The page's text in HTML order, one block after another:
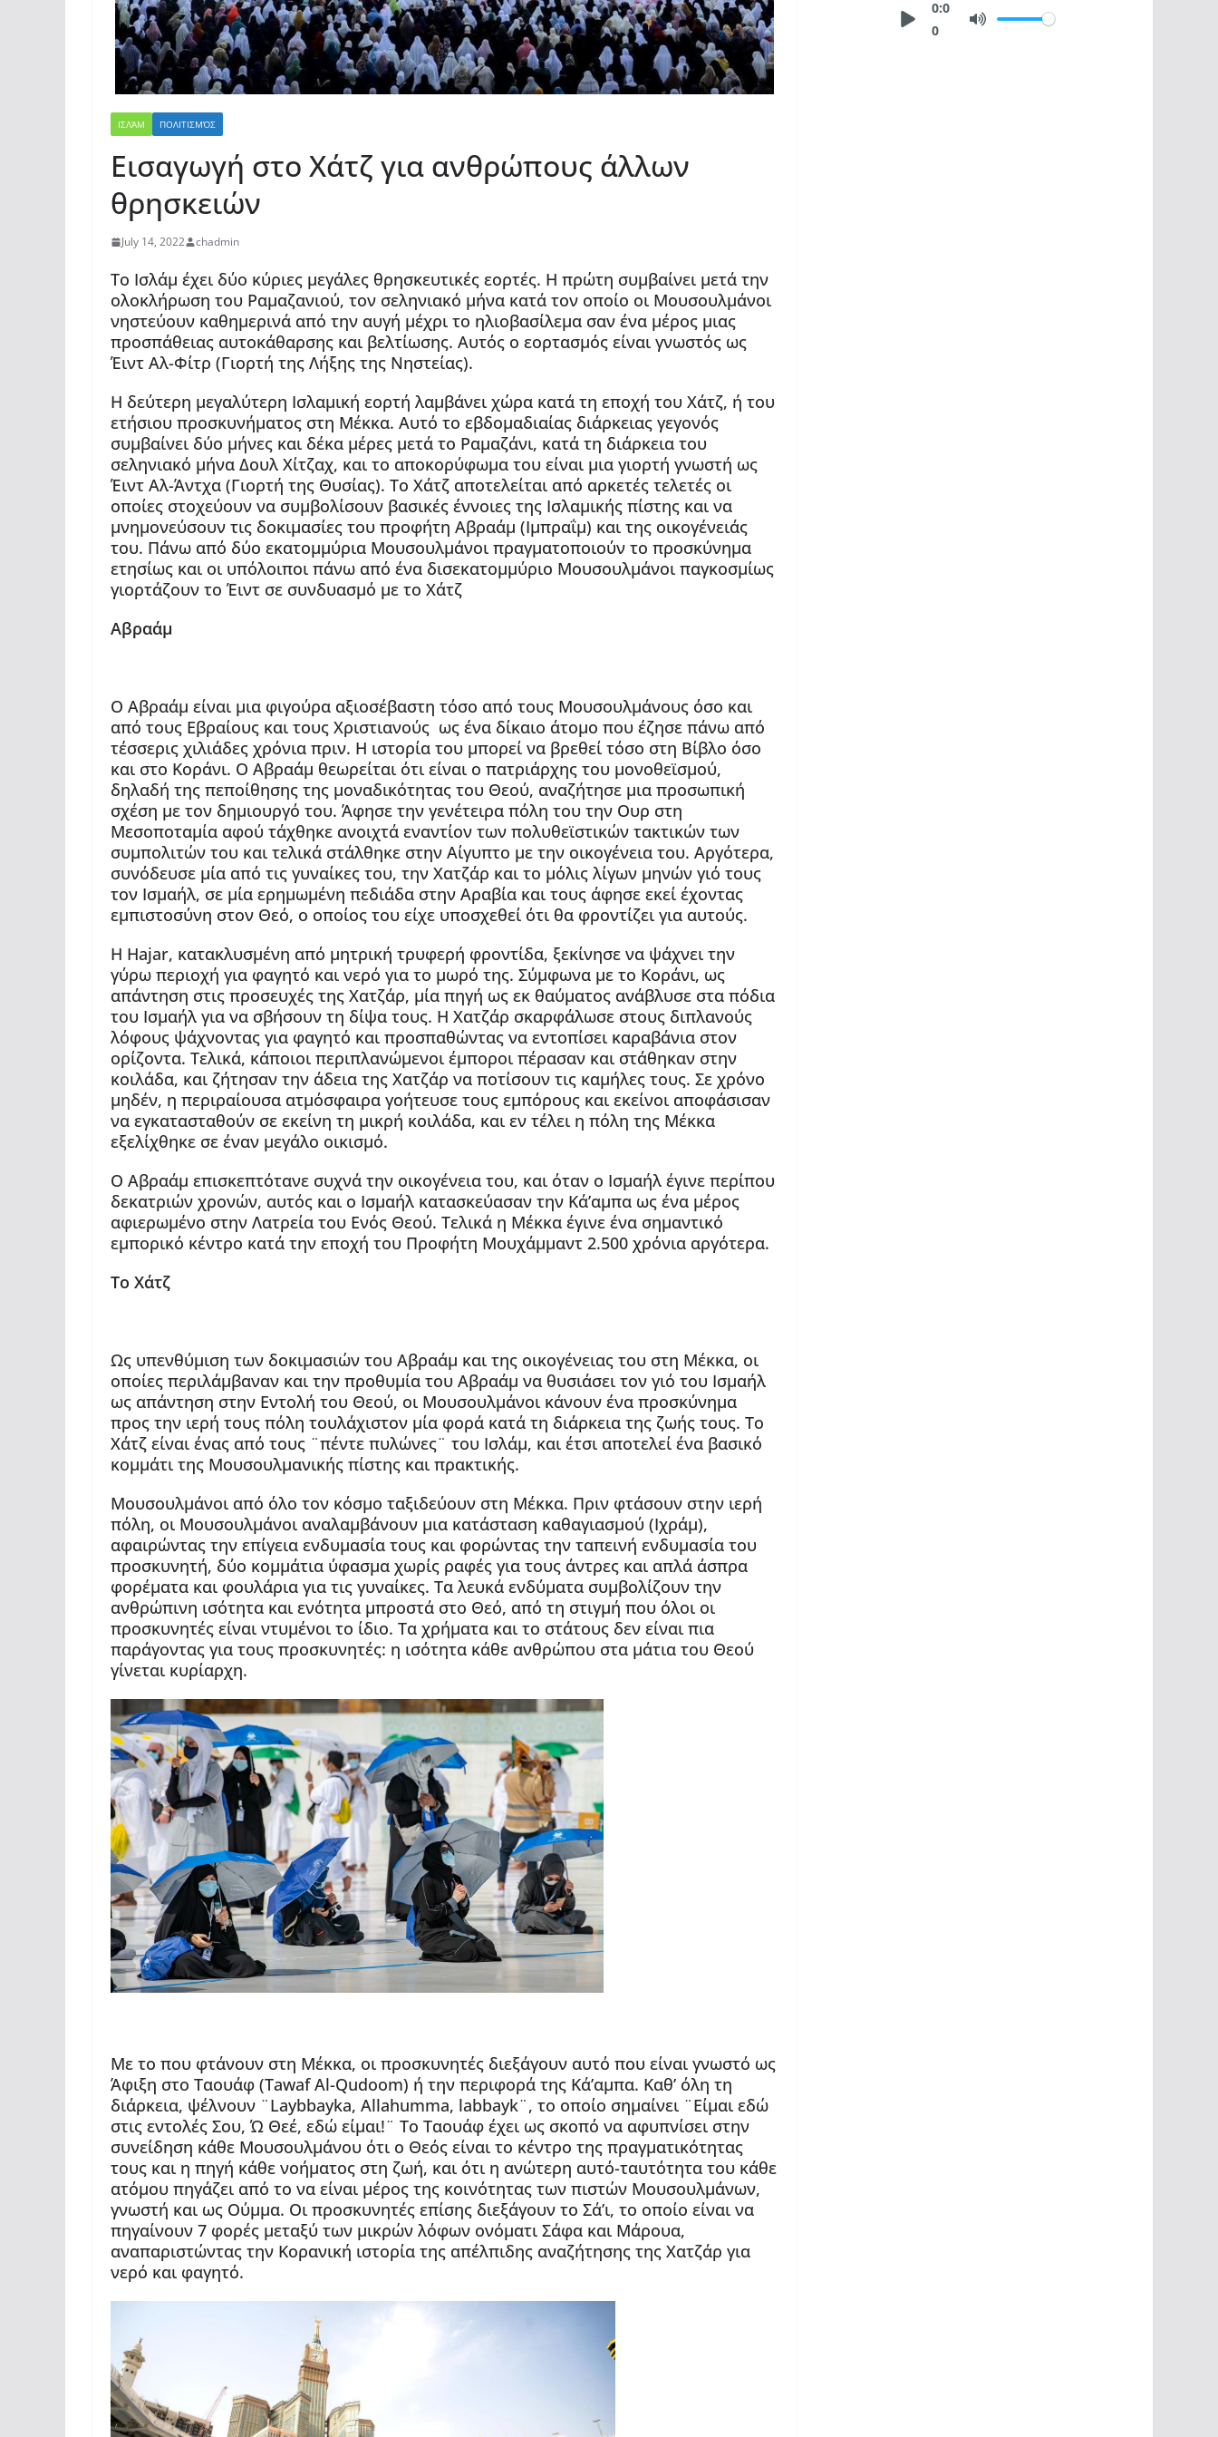
ΙΣΛΆΜ ΠΟΛΙΤΙΣΜΌΣ
Εισαγωγή στο Χάτζ για ανθρώπους άλλων
θρησκειών
July 14, 2022 chadmin
Το Ισλάμ έχει δύο κύριες μεγάλες θρησκευτικές εορτές. Η πρώτη συμβαίνει μετά την
ολοκλήρωση του Ραμαζανιού, τον σεληνιακό μήνα κατά τον οποίο οι Μουσουλμάνοι
νηστεύουν καθημερινά από την αυγή μέχρι το ηλιοβασίλεμα σαν ένα μέρος μιας
προσπάθειας αυτοκάθαρσης και βελτίωσης. Αυτός ο εορτασμός είναι γνωστός ως
Έιντ Αλ-Φίτρ (Γιορτή της Λήξης της Νηστείας).
Η δεύτερη μεγαλύτερη Ισλαμική εορτή λαμβάνει χώρα κατά τη εποχή του Χάτζ, ή του
ετήσιου προσκυνήματος στη Μέκκα. Αυτό το εβδομαδιαίας διάρκειας γεγονός
συμβαίνει δύο μήνες και δέκα μέρες μετά το Ραμαζάνι, κατά τη διάρκεια του
σεληνιακό μήνα Δουλ Χίτζαχ, και το αποκορύφωμα του είναι μια γιορτή γνωστή ως
Έιντ Αλ-Άντχα (Γιορτή της Θυσίας). Το Χάτζ αποτελείται από αρκετές τελετές οι
οποίες στοχεύουν να συμβολίσουν βασικές έννοιες της Ισλαμικής πίστης και να
μνημονεύσουν τις δοκιμασίες του προφήτη Αβραάμ (Ιμπραΐμ) και της οικογένειάς
του. Πάνω από δύο εκατομμύρια Μουσουλμάνοι πραγματοποιούν το προσκύνημα
ετησίως και οι υπόλοιποι πάνω από ένα δισεκατομμύριο Μουσουλμάνοι παγκοσμίως
γιορτάζουν το Έιντ σε συνδυασμό με το Χάτζ
Αβραάμ
Ο Αβραάμ είναι μια φιγούρα αξιοσέβαστη τόσο από τους Μουσουλμάνους όσο και
από τους Εβραίους και τους Χριστιανούς ως ένα δίκαιο άτομο που έζησε πάνω από
τέσσερις χιλιάδες χρόνια πριν. Η ιστορία του μπορεί να βρεθεί τόσο στη Βίβλο όσο
και στο Κοράνι. Ο Αβραάμ θεωρείται ότι είναι ο πατριάρχης του μονοθεϊσμού,
δηλαδή της πεποίθησης της μοναδικότητας του Θεού, αναζήτησε μια προσωπική
σχέση με τον δημιουργό του. Άφησε την γενέτειρα πόλη του την Ουρ στη
Μεσοποταμία αφού τάχθηκε ανοιχτά εναντίον των πολυθεϊστικών τακτικών των
συμπολιτών του και τελικά στάλθηκε στην Αίγυπτο με την οικογένεια του. Αργότερα,
συνόδευσε μία από τις γυναίκες του, την Χατζάρ και το μόλις λίγων μηνών γιό τους
τον Ισμαήλ, σε μία ερημωμένη πεδιάδα στην Αραβία και τους άφησε εκεί έχοντας
εμπιστοσύνη στον Θεό, ο οποίος του είχε υποσχεθεί ότι θα φροντίζει για αυτούς.
Η Hajar, κατακλυσμένη από μητρική τρυφερή φροντίδα, ξεκίνησε να ψάχνει την
γύρω περιοχή για φαγητό και νερό για το μωρό της. Σύμφωνα με το Κοράνι, ως
απάντηση στις προσευχές της Χατζάρ, μία πηγή ως εκ θαύματος ανάβλυσε στα πόδια
του Ισμαήλ για να σβήσουν τη δίψα τους. Η Χατζάρ σκαρφάλωσε στους διπλανούς
λόφους ψάχνοντας για φαγητό και προσπαθώντας να εντοπίσει καραβάνια στον
ορίζοντα. Τελικά, κάποιοι περιπλανώμενοι έμποροι πέρασαν και στάθηκαν στην
κοιλάδα, και ζήτησαν την άδεια της Χατζάρ να ποτίσουν τις καμήλες τους. Σε χρόνο
μηδέν, η περιραίουσα ατμόσφαιρα γοήτευσε τους εμπόρους και εκείνοι αποφάσισαν
να εγκατασταθούν σε εκείνη τη μικρή κοιλάδα, και εν τέλει η πόλη της Μέκκα
εξελίχθηκε σε έναν μεγάλο οικισμό.
Ο Αβραάμ επισκεπτότανε συχνά την οικογένεια του, και όταν ο Ισμαήλ έγινε περίπου
δεκατριών χρονών, αυτός και ο Ισμαήλ κατασκεύασαν την Κά’αμπα ως ένα μέρος
αφιερωμένο στην Λατρεία του Ενός Θεού. Τελικά η Μέκκα έγινε ένα σημαντικό
εμπορικό κέντρο κατά την εποχή του Προφήτη Μουχάμμαντ 2.500 χρόνια αργότερα.
Το Χάτζ
Ως υπενθύμιση των δοκιμασιών του Αβραάμ και της οικογένειας του στη Μέκκα, οι
οποίες περιλάμβαναν και την προθυμία του Αβραάμ να θυσιάσει τον γιό του Ισμαήλ
ως απάντηση στην Εντολή του Θεού, οι Μουσουλμάνοι κάνουν ένα προσκύνημα
προς την ιερή τους πόλη τουλάχιστον μία φορά κατά τη διάρκεια της ζωής τους. Το
Χάτζ είναι ένας από τους ¨πέντε πυλώνες¨ του Ισλάμ, και έτσι αποτελεί ένα βασικό
κομμάτι της Μουσουλμανικής πίστης και πρακτικής.
Μουσουλμάνοι από όλο τον κόσμο ταξιδεύουν στη Μέκκα. Πριν φτάσουν στην ιερή
πόλη, οι Μουσουλμάνοι αναλαμβάνουν μια κατάσταση καθαγιασμού (Ιχράμ),
αφαιρώντας την επίγεια ενδυμασία τους και φορώντας την ταπεινή ενδυμασία του
προσκυνητή, δύο κομμάτια ύφασμα χωρίς ραφές για τους άντρες και απλά άσπρα
φορέματα και φουλάρια για τις γυναίκες. Τα λευκά ενδύματα συμβολίζουν την
ανθρώπινη ισότητα και ενότητα μπροστά στο Θεό, από τη στιγμή που όλοι οι
προσκυνητές είναι ντυμένοι το ίδιο. Τα χρήματα και το στάτους δεν είναι πια
παράγοντας για τους προσκυνητές: η ισότητα κάθε ανθρώπου στα μάτια του Θεού
γίνεται κυρίαρχη.
Με το που φτάνουν στη Μέκκα, οι προσκυνητές διεξάγουν αυτό που είναι γνωστό ως
Άφιξη στο Ταουάφ (Tawaf Al-Qudoom) ή την περιφορά της Κά’αμπα. Καθ’ όλη τη
διάρκεια, ψέλνουν ¨Laybbayka, Allahumma, labbayk¨, το οποίο σημαίνει ¨Είμαι εδώ
στις εντολές Σου, Ώ Θεέ, εδώ είμαι!¨ Το Ταουάφ έχει ως σκοπό να αφυπνίσει στην
συνείδηση κάθε Μουσουλμάνου ότι ο Θεός είναι το κέντρο της πραγματικότητας
τους και η πηγή κάθε νοήματος στη ζωή, και ότι η ανώτερη αυτό-ταυτότητα του κάθε
ατόμου πηγάζει από το να είναι μέρος της κοινότητας των πιστών Μουσουλμάνων,
γνωστή και ως Ούμμα. Οι προσκυνητές επίσης διεξάγουν το Σά’ι, το οποίο είναι να
πηγαίνουν 7 φορές μεταξύ των μικρών λόφων ονόματι Σάφα και Μάρουα,
αναπαριστώντας την Κορανική ιστορία της απέλπιδης αναζήτησης της Χατζάρ για
νερό και φαγητό.
0:0
0